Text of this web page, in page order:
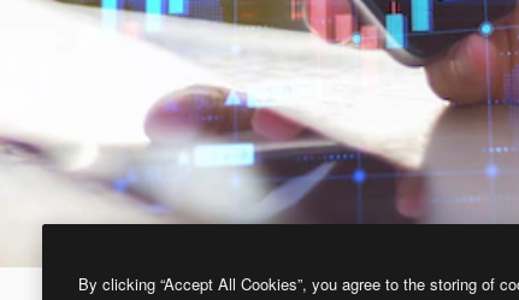
By clicking “Accept All Cookies”, you agree to the storing of